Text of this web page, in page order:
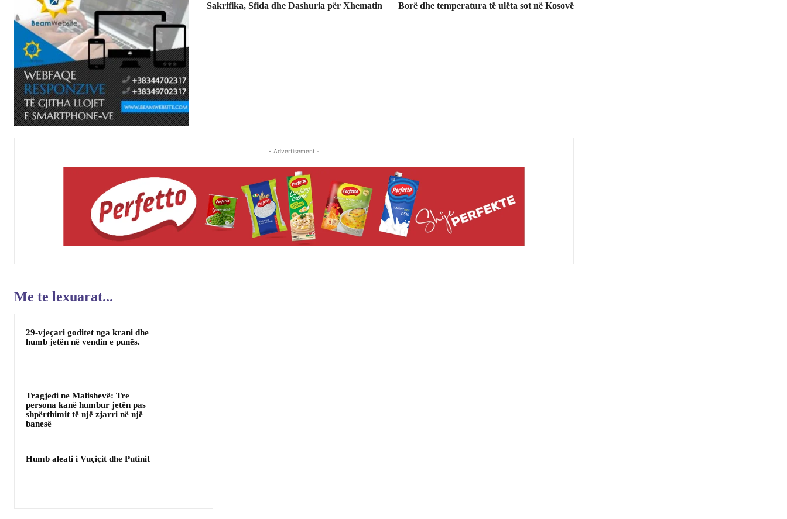
Sakrifika, Sfida dhe Dashuria për Xhematin Borë dhe temperatura të ulëta sot në Kosovë
- Advertisement -
Me te lexuarat...
29-vjeçari goditet nga krani dhe
humb jetën në vendin e punës.
Tragjedi ne Malishevë: Tre
persona kanë humbur jetën pas
shpërthimit të një zjarri në një
banesë
Humb aleati i Vuçiçit dhe Putinit